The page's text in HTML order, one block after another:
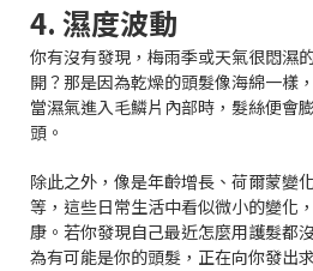
4. 濕度波動
你有沒有發現，梅雨季或天氣很悶濕
開？那是因為乾燥的頭髮像海綿一樣
當濕氣進入毛鱗片內部時，髮絲便會
頭。
除此之外，像是年齡增長、荷爾蒙變
等，這些日常生活中看似微小的變化
康。若你發現自己最近怎麼用護髮都
為有可能是你的頭髮，正在向你發出